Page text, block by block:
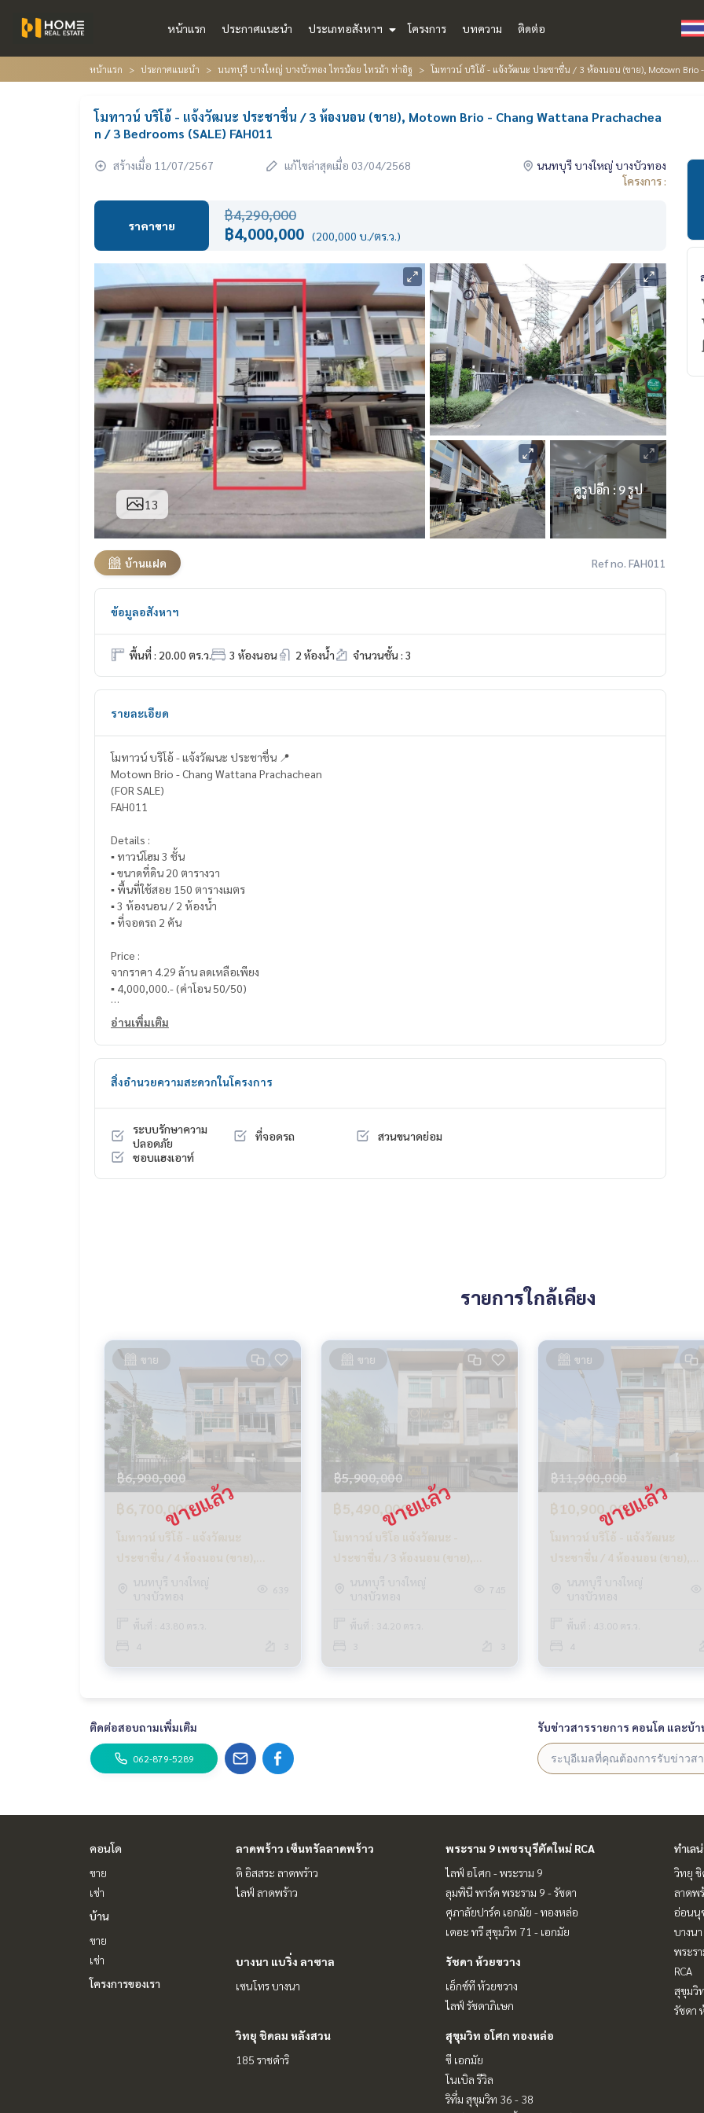
หน้าแรก ประกาศแนะนำ ประเภทอสังหาฯ โครงการ บทความ ติดต่อ
หน้าแรก ประกาศแนะนำ นนทบุรี บางใหญ่ บางบัวทอง ไทรน้อย ไทรม้า ท่าอิฐ โมทาวน์ บริโอ้ - แจ้งวัฒนะ ประชาชื่น / 3 ห้องนอน (ขาย), Motown Brio -
โมทาวน์ บริโอ้ - แจ้งวัฒนะ ประชาชื่น / 3 ห้องนอน (ขาย), Motown Brio - Chang Wattana Prachachea
n / 3 Bedrooms (SALE) FAH011
สร้างเมื่อ 11/07/2567 แก้ไขล่าสุดเมื่อ 03/04/2568
นนทบุรี บางใหญ่ บางบัวทอง
โครงการ :
ราคาขาย
฿4,290,000
฿4,000,000 (200,000 บ./ตร.ว.)
13
ดูรูปอีก : 9 รูป
บ้านแฝด Ref no. FAH011
ข้อมูลอสังหาฯ
พื้นที่ : 20.00 ตร.ว. 3 ห้องนอน 2 ห้องน้ำ จำนวนชั้น : 3
รายละเอียด
โมทาวน์ บริโอ้ - แจ้งวัฒนะ ประชาชื่น 📍
Motown Brio - Chang Wattana Prachachean
(FOR SALE)
FAH011
Details :
▪️ ทาวน์โฮม 3 ชั้น
▪️ ขนาดที่ดิน 20 ตารางวา
▪️ พื้นที่ใช้สอย 150 ตารางเมตร
▪️ 3 ห้องนอน / 2 ห้องน้ำ
▪️ ที่จอดรถ 2 คัน
Price :
จากราคา 4.29 ล้าน ลดเหลือเพียง
▪️ 4,000,000.- (ค่าโอน 50/50)
_____________________________
HOME - REAL ESTATE SERVICES
“เพราะเราเชื่อว่าคุณภาพชีวิตที่ดี..
ที่จะช่วยให้การซื้อ-ขาย ลงตัว เรียบร้อย ราบรื่น
ด้วยทีมงานและประสบการณ์กว่า 1,000 + เคส
✨ เราดูแลเรื่องสินเชื่อ ให้ ’ผู้ซื้อ’
พร้อมดอกเบี้ยพิเศษ เฉพาะลูกค้า HOME เท่านั้น
✨ เรารู้ใจคุณมากกว่าที่คุณเคยรู้
ให้คำแนะนำเชิงลึกโดยผู้เชี่ยวชาญในพื้นที่
✨ เราดูแลรับ ‘ฝากขาย’ ไม่มีค่าใช้จ่าย
ดูแลโดยผู้เชี่ยวชาญประจำพื้นที่
ช่วยวางแผน ให้ข้อมูล รักษาผลประโยชน์
ดูแลตั้งแต่ต้นจนจบกระบวนการขาย
✨ รับซื้อ รับจำนอง
หากต้องการเงินด่วน บริษัทพร้อมรับซื้อทันที!
_____________________________
Follow Us On :
Tiktok : homerealestateservices
Youtube : HOME Real Estate Services
#รับฝากขายคอนโด #รับฝากขายที่ดิน
อ่านเพิ่มเติม
สิ่งอำนวยความสะดวกในโครงการ
ระบบรักษาความ
ปลอดภัย
ที่จอดรถ
สวนขนาดย่อม
ชอบแฮงเอาท์
รายการใกล้เคียง
ขาย
฿6,900,000
฿6,700,000
โมทาวน์ บริโอ้ - แจ้งวัฒนะ
ประชาชื่น / 4 ห้องนอน (ขาย),
Motown Brio - Chang Wattana
Prachachean / 4 Bedrooms (SALE)
นนทบุรี บางใหญ่
บางบัวทอง
639
พื้นที่ : 43.80 ตร.ว.
4
ขาย
฿5,900,000
฿5,490,000
โมทาวน์ บริโอ แจ้งวัฒนะ -
ประชาชื่น / 3 ห้องนอน (ขาย),
MOTOWN BRIO Chaengwattana -
Prachachuen / 3 Bedrooms (SALE)
นนทบุรี บางใหญ่
บางบัวทอง
745
พื้นที่ : 34.20 ตร.ว.
ขาย
฿11,900,000
฿10,900,000
โมทาวน์ บริโอ้ - แจ้งวัฒนะ
ประชาชื่น / 4 ห้องนอน (ขาย),
Motown Brio - Chang
Prachachean / 4 Bedrooms
นนทบุรี บางใหญ่
บางบัวทอง
พื้นที่ : 43.00 ตร.ว.
4
ติดต่อสอบถามเพิ่มเติม
062-879-5289
รับข่าวสารรายการ คอนโด และบ้า
คอนโด
ขาย
เช่า
บ้าน
ขาย
เช่า
โครงการของเรา
ลาดพร้าว เซ็นทรัลลาดพร้าว
ดิ อิสสระ ลาดพร้าว
ไลฟ์ ลาดพร้าว
พระราม 9 เพชรบุรีตัดใหม่ RCA
ไลฟ์ อโศก - พระราม 9
ลุมพินี พาร์ค พระราม 9 - รัชดา
ศุภาลัยปาร์ค เอกมัย - ทองหล่อ
เดอะ ทรี สุขุมวิท 71 - เอกมัย
บางนา แบริ่ง ลาซาล
เซนโทร บางนา
รัชดา ห้วยขวาง
เอ็กซ์ที ห้วยขวาง
ไลฟ์ รัชดาภิเษก
วิทยุ ชิดลม หลังสวน
185 ราชดำริ
สุขุมวิท อโศก ทองหล่อ
ซี เอกมัย
โนเบิล รีวิล
ริทึ่ม สุขุมวิท 36 - 38
ทำเล
วิทยุ
ลาดพ
อ่อนนุ
บางน
พระร
RCA
สุขุมวิ
รัชดา